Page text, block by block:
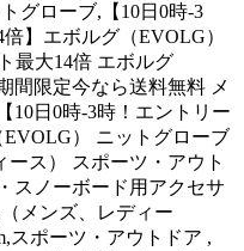
トグローブ,【10日0時-3
】エボルグ（EVOLG）
最大14倍 エボルグ
間限定今なら送料無料 メ
10日0時-3時！エントリー
） ニットグローブ
ス） スポーツ・アウト
スノーボード用アクセサ
メンズ、レディー
スポーツ・アウトドア ,